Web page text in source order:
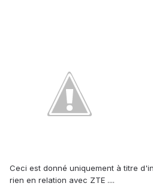
Ceci est donné uniquement à titre
rien en relation avec ZTE ....